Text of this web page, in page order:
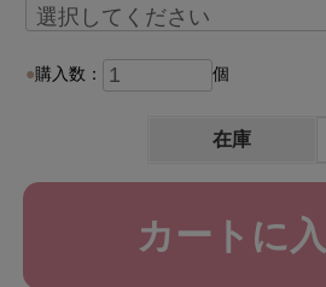
購入数： 個
在庫